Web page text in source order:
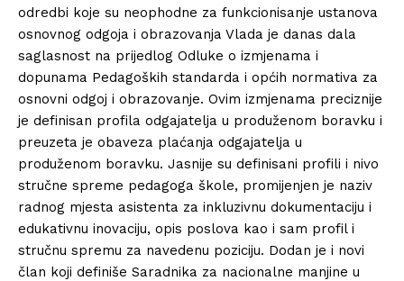
odredbi koje su neophodne za funkcionisanje ustanova
osnovnog odgoja i obrazovanja Vlada je danas dala
saglasnost na prijedlog Odluke o izmjenama i
dopunama Pedagoških standarda i općih normativa za
osnovni odgoj i obrazovanje. Ovim izmjenama preciznije
je definisan profila odgajatelja u produženom boravku i
preuzeta je obaveza plaćanja odgajatelja u
produženom boravku. Jasnije su definisani profili i nivo
stručne spreme pedagoga škole, promijenjen je naziv
radnog mjesta asistenta za inkluzivnu dokumentaciju i
edukativnu inovaciju, opis poslova kao i sam profil i
stručnu spremu za navedenu poziciju. Dodan je i novi
član koji definiše Saradnika za nacionalne manjine u